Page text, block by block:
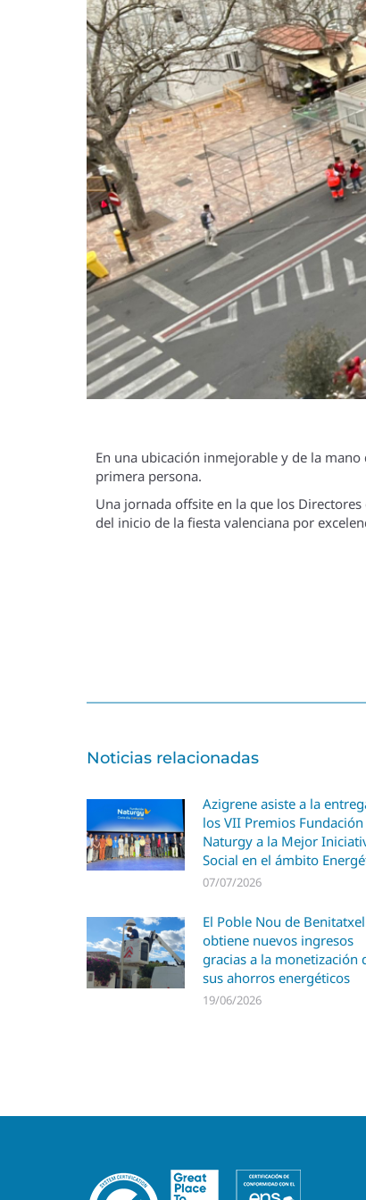
En una ubicación inmejorable y de la
primera persona.
Una jornada offsite en la que los
del inicio de la fiesta valenciana por
Noticias relacionadas
Azigrene asiste a la
los VII Premios Fundación
Naturgy a la Mejor
Social en el ámbito
07/07/2026
El Poble Nou de
obtiene nuevos ingresos
gracias a la monetización
sus ahorros energéticos
19/06/2026